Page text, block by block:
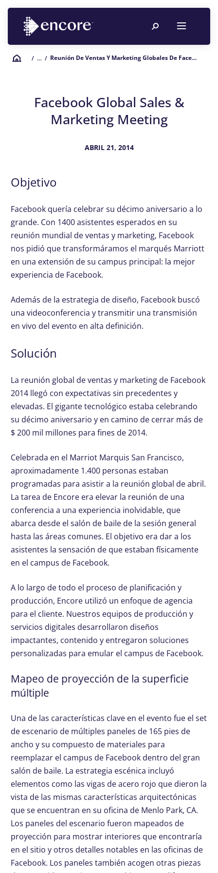
/ … / Reunión De Ventas Y Marketing Globales De Facebook
Facebook Global Sales &
Marketing Meeting
ABRIL 21, 2014
Objetivo
Facebook quería celebrar su décimo aniversario a lo
grande. Con 1400 asistentes esperados en su
reunión mundial de ventas y marketing, Facebook
nos pidió que transformáramos el marqués Marriott
en una extensión de su campus principal: la mejor
experiencia de Facebook.
Además de la estrategia de diseño, Facebook buscó
una videoconferencia y transmitir una transmisión
en vivo del evento en alta definición.
Solución
La reunión global de ventas y marketing de Facebook
2014 llegó con expectativas sin precedentes y
elevadas. El gigante tecnológico estaba celebrando
su décimo aniversario y en camino de cerrar más de
$ 200 mil millones para fines de 2014.
Celebrada en el Marriot Marquis San Francisco,
aproximadamente 1.400 personas estaban
programadas para asistir a la reunión global de abril.
La tarea de Encore era elevar la reunión de una
conferencia a una experiencia inolvidable, que
abarca desde el salón de baile de la sesión general
hasta las áreas comunes. El objetivo era dar a los
asistentes la sensación de que estaban físicamente
en el campus de Facebook.
A lo largo de todo el proceso de planificación y
producción, Encore utilizó un enfoque de agencia
para el cliente. Nuestros equipos de producción y
servicios digitales desarrollaron diseños
impactantes, contenido y entregaron soluciones
personalizadas para emular el campus de Facebook.
Mapeo de proyección de la superficie
múltiple
Una de las características clave en el evento fue el set
de escenario de múltiples paneles de 165 pies de
ancho y su compuesto de materiales para
reemplazar el campus de Facebook dentro del gran
salón de baile. La estrategia escénica incluyó
elementos como las vigas de acero rojo que dieron la
vista de las mismas características arquitectónicas
que se encuentran en su oficina de Menlo Park, CA.
Los paneles del escenario fueron mapeados de
proyección para mostrar interiores que encontraría
en el sitio y otros detalles notables en las oficinas de
Facebook. Los paneles también acogen otras piezas